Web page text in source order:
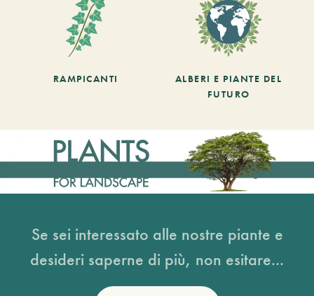
RAMPICANTI
ALBERI E PIANTE DEL
FUTURO
Se sei interessato alle nostre piante e
desideri saperne di più, non esitare...